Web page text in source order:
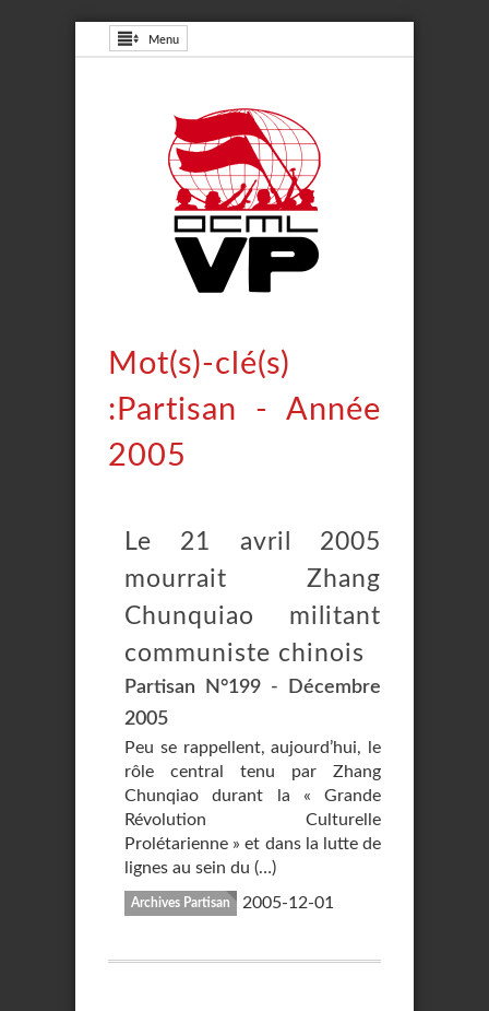
Menu
Mot(s)-clé(s)
:Partisan - Année
2005
Le 21 avril 2005
mourrait Zhang
Chunquiao militant
communiste chinois
Partisan N°199 - Décembre
2005
Peu se rappellent, aujourd’hui, le
rôle central tenu par Zhang
Chunqiao durant la « Grande
Révolution Culturelle
Prolétarienne » et dans la lutte de
lignes au sein du (…)
Archives Partisan 2005-12-01